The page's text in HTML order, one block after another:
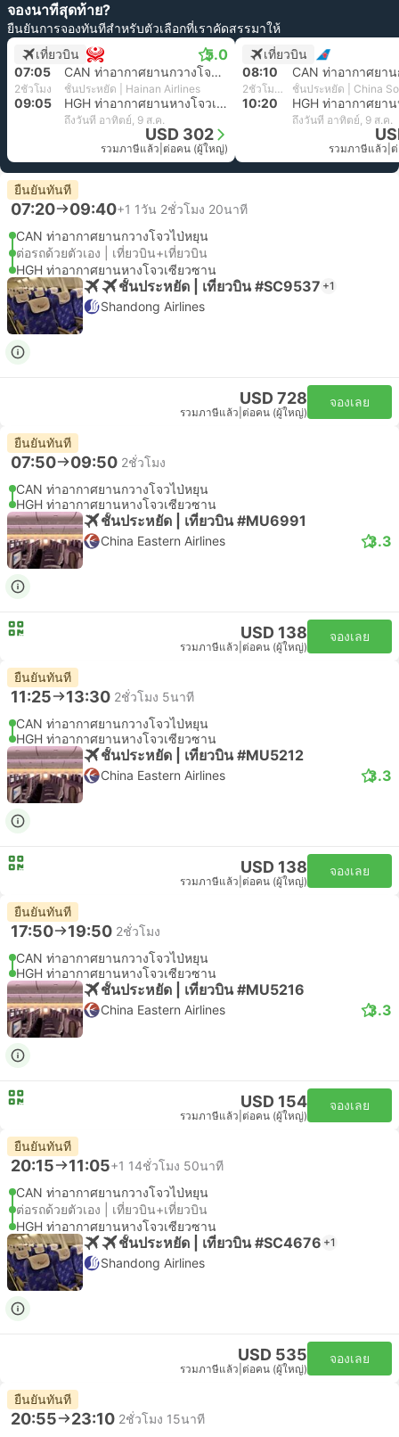
จองนาทีสุดท้าย?
ยืนยันการจองทันทีสำหรับตัวเลือกที่เราคัดสรรมาให้
เที่ยวบิน
5.0
07:05 CAN ท่าอากาศยานกวางโจวไป่หยุน
2ชั่วโมง ชั้นประหยัด | Hainan Airlines
09:05 HGH ท่าอากาศยานหางโจวเซียวซาน
ถึงวันที่ อาทิตย์, 9 ส.ค.
USD 302
รวมภาษีแล้ว ต่อคน (ผู้ใหญ่)
เที่ยวบิน
08:10
2ชั่วโมง 10นาที
10:20
ถึงวันที่ อาทิตย์, 9 ส.ค.
รวมภาษีแล้ว
ยืนยันทันที
07:20 09:40+1 1วัน 2ชั่วโมง 20นาที
CAN ท่าอากาศยานกวางโจวไป่หยุน
ต่อรถด้วยตัวเอง | เที่ยวบิน+เที่ยวบิน
HGH ท่าอากาศยานหางโจวเซียวซาน
ชั้นประหยัด | เที่ยวบิน #SC9537 +1
Shandong Airlines
USD 728
รวมภาษีแล้ว ต่อคน (ผู้ใหญ่)
จองเลย
ยืนยันทันที
07:50 09:50 2ชั่วโมง
CAN ท่าอากาศยานกวางโจวไป่หยุน
HGH ท่าอากาศยานหางโจวเซียวซาน
ชั้นประหยัด | เที่ยวบิน #MU6991
China Eastern Airlines 3.3
USD 138
รวมภาษีแล้ว ต่อคน (ผู้ใหญ่)
จองเลย
ยืนยันทันที
11:25 13:30 2ชั่วโมง 5นาที
CAN ท่าอากาศยานกวางโจวไป่หยุน
HGH ท่าอากาศยานหางโจวเซียวซาน
ชั้นประหยัด | เที่ยวบิน #MU5212
China Eastern Airlines 3.3
USD 138
รวมภาษีแล้ว ต่อคน (ผู้ใหญ่)
จองเลย
ยืนยันทันที
17:50 19:50 2ชั่วโมง
CAN ท่าอากาศยานกวางโจวไป่หยุน
HGH ท่าอากาศยานหางโจวเซียวซาน
ชั้นประหยัด | เที่ยวบิน #MU5216
China Eastern Airlines 3.3
USD 154
รวมภาษีแล้ว ต่อคน (ผู้ใหญ่)
จองเลย
ยืนยันทันที
20:15 11:05+1 14ชั่วโมง 50นาที
CAN ท่าอากาศยานกวางโจวไป่หยุน
ต่อรถด้วยตัวเอง | เที่ยวบิน+เที่ยวบิน
HGH ท่าอากาศยานหางโจวเซียวซาน
ชั้นประหยัด | เที่ยวบิน #SC4676 +1
Shandong Airlines
USD 535
รวมภาษีแล้ว ต่อคน (ผู้ใหญ่)
จองเลย
ยืนยันทันที
20:55 23:10 2ชั่วโมง 15นาที